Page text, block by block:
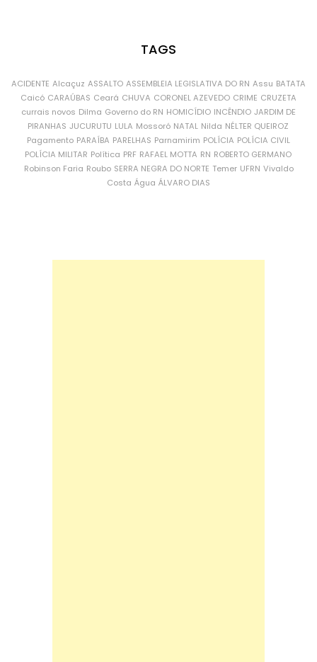
TAGS
ACIDENTE Alcaçuz ASSALTO ASSEMBLEIA LEGISLATIVA DO RN Assu BATATA
Caicó CARAÚBAS Ceará CHUVA CORONEL AZEVEDO CRIME CRUZETA
currais novos Dilma Governo do RN HOMICÍDIO INCÊNDIO JARDIM DE
PIRANHAS JUCURUTU LULA Mossoró NATAL Nilda NÉLTER QUEIROZ
Pagamento PARAÍBA PARELHAS Parnamirim POLÍCIA POLÍCIA CIVIL
POLÍCIA MILITAR Política PRF RAFAEL MOTTA RN ROBERTO GERMANO
Robinson Faria Roubo SERRA NEGRA DO NORTE Temer UFRN Vivaldo
Costa Água ÁLVARO DIAS